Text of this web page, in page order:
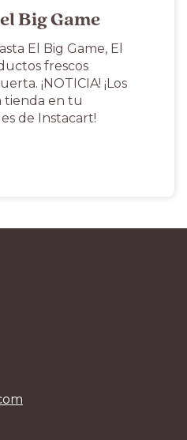
Big Game
El Big Game, El
frescos
¡NOTICIA! ¡Los
tienda en tu
de Instacart!